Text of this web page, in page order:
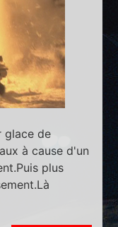
glace de
à cause d'un
plus